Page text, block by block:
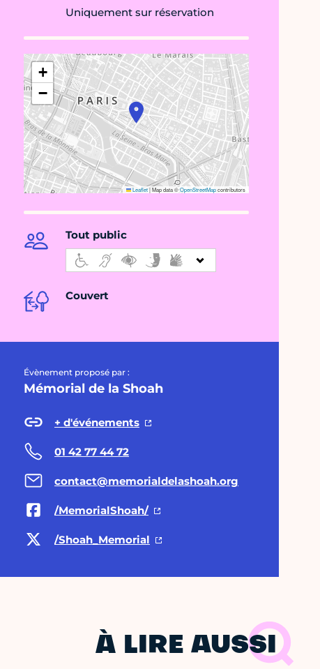
Uniquement sur réservation
+
−
Leaflet|Map data ©OpenStreetMapcontributors
Tout public
Couvert
Évènement proposé par :
Mémorial de la Shoah
+ d'événements
01 42 77 44 72
contact@memorialdelashoah.org
/MemorialShoah/
/Shoah_Memorial
À LIRE AUSSI